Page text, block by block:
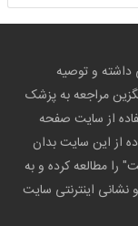
داشته و توصیه
مراجعه به پزشک
از سایت صفحه
از این سایت بدان
را مطالعه کرده و به
نشانی اینترنتی سایت